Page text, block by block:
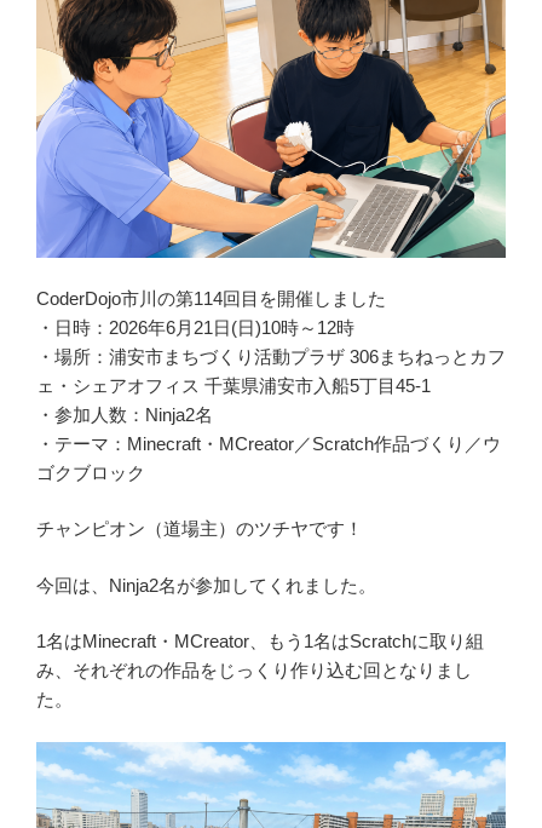
CoderDojo市川の第114回目を開催しました
・日時：2026年6月21日(日)10時～12時
・場所：浦安市まちづくり活動プラザ 306まちねっとカフ
ェ・シェアオフィス 千葉県浦安市入船5丁目45-1
・参加人数：Ninja2名
・テーマ：Minecraft・MCreator／Scratch作品づくり／ウ
ゴクブロック
チャンピオン（道場主）のツチヤです！
今回は、Ninja2名が参加してくれました。
1名はMinecraft・MCreator、もう1名はScratchに取り組
み、それぞれの作品をじっくり作り込む回となりまし
た。